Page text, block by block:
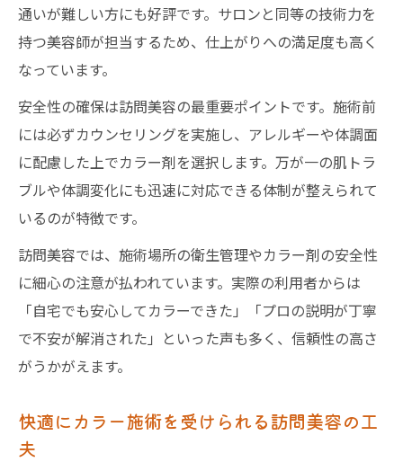
通いが難しい方にも好評です。サロンと同等の技術力を
持つ美容師が担当するため、仕上がりへの満足度も高く
なっています。
安全性の確保は訪問美容の最重要ポイントです。施術前
には必ずカウンセリングを実施し、アレルギーや体調面
に配慮した上でカラー剤を選択します。万が一の肌トラ
ブルや体調変化にも迅速に対応できる体制が整えられて
いるのが特徴です。
訪問美容では、施術場所の衛生管理やカラー剤の安全性
に細心の注意が払われています。実際の利用者からは
「自宅でも安心してカラーできた」「プロの説明が丁寧
で不安が解消された」といった声も多く、信頼性の高さ
がうかがえます。
快適にカラー施術を受けられる訪問美容の工
夫